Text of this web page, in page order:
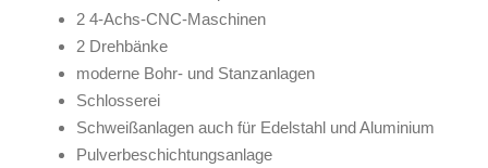
2 4-Achs-CNC-Maschinen
2 Drehbänke
moderne Bohr- und Stanzanlagen
Schlosserei
Schweißanlagen auch für Edelstahl und Aluminium
Pulverbeschichtungsanlage